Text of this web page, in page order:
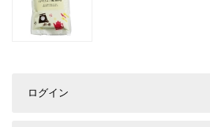
ログイン